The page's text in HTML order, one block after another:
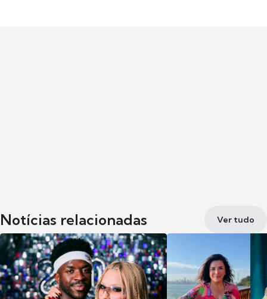
Notícias relacionadas Ver tudo